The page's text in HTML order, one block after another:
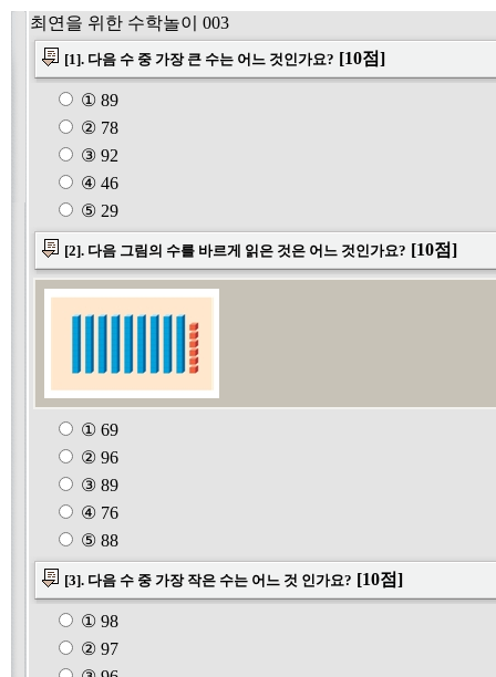
최연을 위한 수학놀이 003
[1]. 다음 수 중 가장 큰 수는 어느 것인가요? [10점]
① 89
② 78
③ 92
④ 46
⑤ 29
[2]. 다음 그림의 수를 바르게 읽은 것은 어느 것인가요? [10점]
① 69
② 96
③ 89
④ 76
⑤ 88
[3]. 다음 수 중 가장 작은 수는 어느 것 인가요? [10점]
① 98
② 97